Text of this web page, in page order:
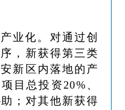
业化。对通过创
，新获得第三类
新区内落地的产
目总投资20%、
；对其他新获得